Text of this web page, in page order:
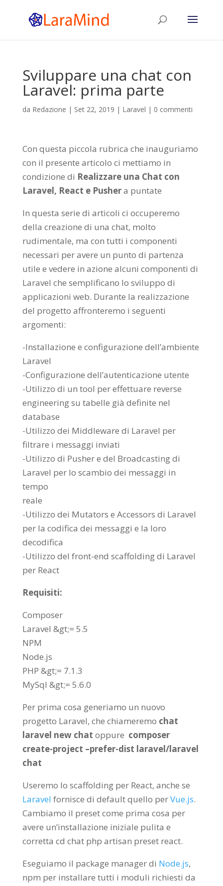
Sviluppare una chat con
Laravel: prima parte
da Redazione | Set 22, 2019 | Laravel | 0 commenti
Con questa piccola rubrica che inauguriamo
con il presente articolo ci mettiamo in
condizione di Realizzare una Chat con
Laravel, React e Pushera puntate
In questa serie di articoli ci occuperemo
della creazione di una chat, molto
rudimentale, ma con tutti i componenti
necessari per avere un punto di partenza
utile e vedere in azione alcuni componenti di
Laravel che semplificano lo sviluppo di
applicazioni web. Durante la realizzazione
del progetto affronteremo i seguenti
argomenti:
-Installazione e configurazione dell’ambiente
Laravel
-Configurazione dell’autenticazione utente
-Utilizzo di un tool per effettuare reverse
engineering su tabelle già definite nel
database
-Utilizzo dei Middleware di Laravel per
filtrare i messaggi inviati
-Utilizzo di Pusher e del Broadcasting di
Laravel per lo scambio dei messaggi in
tempo
reale
-Utilizzo dei Mutators e Accessors di Laravel
per la codifica dei messaggi e la loro
decodifica
-Utilizzo del front-end scaffolding di Laravel
per React
Requisiti:
Composer
Laravel &gt;= 5.5
NPM
Node.js
PHP &gt;= 7.1.3
MySql &gt;= 5.6.0
Per prima cosa generiamo un nuovo
progetto Laravel, che chiameremo chat
laravel new chat oppure composer
create-project –prefer-dist laravel/laravel
chat
Useremo lo scaffolding per React, anche se
Laravel fornisce di default quello perVue.js.
Cambiamo il preset come prima cosa per
avere un’installazione iniziale pulita e
corretta cd chat php artisan preset react.
Eseguiamo il package manager di Node.js,
npm per installare tutti i moduli richiesti da